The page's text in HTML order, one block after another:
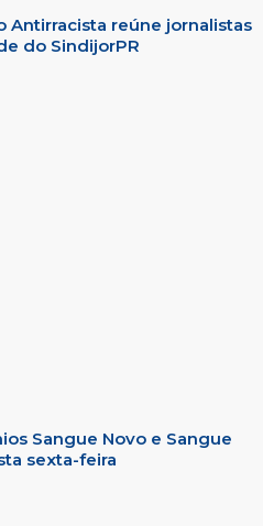
Antirracista reúne jornalistas
do SindijorPR
Sangue Novo e Sangue
sexta-feira